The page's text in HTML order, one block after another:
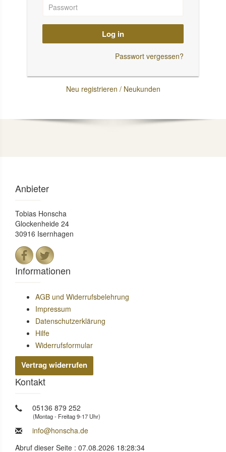
Log in
Passwort vergessen?
Neu registrieren / Neukunden
Anbieter
Tobias Honscha
Glockenheide 24
30916 Isernhagen
Informationen
AGB und Widerrufsbelehrung
Impressum
Datenschutzerklärung
Hilfe
Widerrufsformular
Vertrag widerrufen
Kontakt
05136 879 252
(Montag - Freitag 9-17 Uhr)
info@honscha.de
Abruf dieser Seite : 07.08.2026 18:28:34